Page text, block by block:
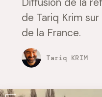
de Tariq Krim
de la France.
Tariq KRIM